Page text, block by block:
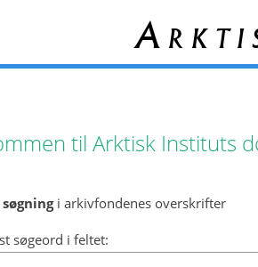
til Arktisk Instituts
i arkivfondenes overskrifter
søgeord i feltet: